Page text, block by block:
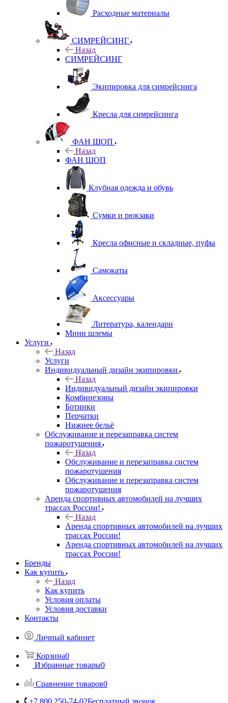
Расходные материалы
СИМРЕЙСИНГ
Назад
СИМРЕЙСИНГ
Экипировка для симрейсинга
Кресла для симрейсинга
ФАН ШОП
Назад
ФАН ШОП
Клубная одежда и обувь
Сумки и рюкзаки
Кресла офисные и складные, пуфы
Самокаты
Аксессуары
Литература, календари
Мини шлемы
Услуги
Назад
Услуги
Индивидуальный дизайн экипировки
Назад
Индивидуальный дизайн экипировки
Комбинезоны
Ботинки
Перчатки
Нижнее бельё
Обслуживание и перезаправка систем
пожаротушения
Назад
Обслуживание и перезаправка систем
пожаротушения
Обслуживание и перезаправка систем
пожаротушения
Аренда спортивных автомобилей на лучших
трассах России!
Назад
Аренда спортивных автомобилей на лучших
трассах России!
Аренда спортивных автомобилей на лучших
трассах России!
Бренды
Как купить
Назад
Как купить
Условия оплаты
Условия доставки
Контакты
Личный кабинет
Корзина0
Избранные товары0
Сравнение товаров0
+7 800 250-74-02Бесплатный звонок